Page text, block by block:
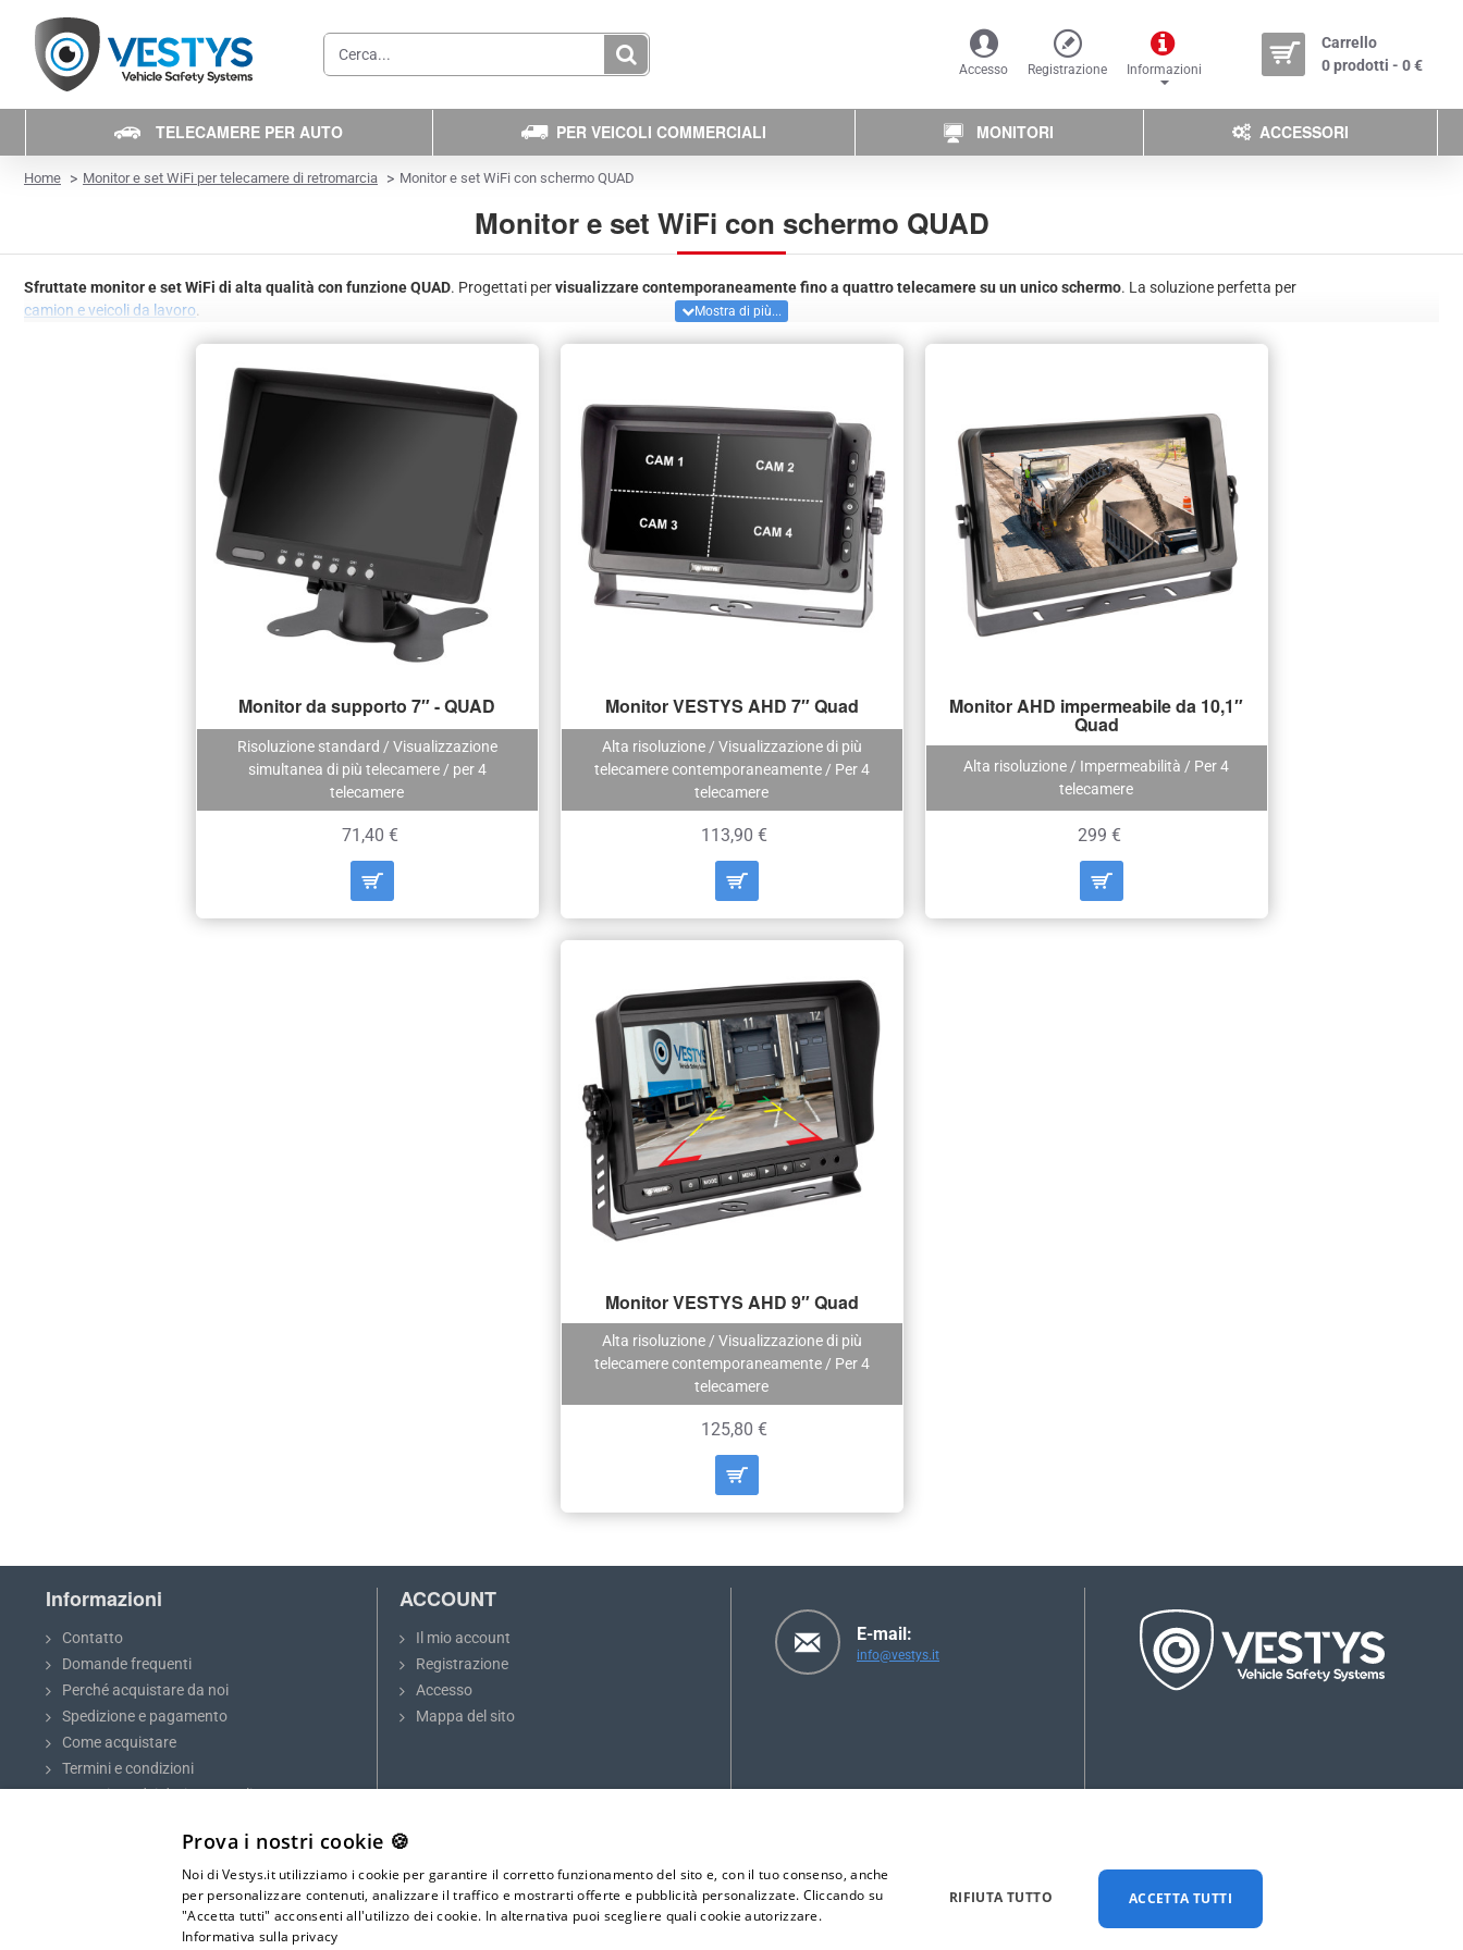
Cerca... Accesso Registrazione Informazioni
Carrello
0 prodotti - 0 €
TELECAMERE PER AUTO PER VEICOLI COMMERCIALI MONITORI ACCESSORI
Monitor e set WiFi con schermo QUAD
HomehomeMonitor e set WiFi per telecamere di retromarcia Monitor e set WiFi con schermo QUAD
Sfruttate monitor e set WiFi di alta qualità con funzione QUAD. Progettati pervisualizzare contemporaneamente fino a quattro telecamere su un unico schermo. La soluzione perfetta per
camion e veicoli da lavoro
Risoluzione standard / Visualizzazione
simultanea di più telecamere / per 4
telecamere
Monitor da supporto 7″ - QUAD
71,40 €
Alta risoluzione / Visualizzazione di più
telecamere contemporaneamente / Per 4
telecamere
Monitor VESTYS AHD 7″ Quad
113,90 €
Alta risoluzione / Impermeabilità / Per 4
telecamere
Monitor AHD impermeabile da 10,1″
Quad
299 €
Alta risoluzione / Visualizzazione di più
telecamere contemporaneamente / Per 4
telecamere
Monitor VESTYS AHD 9″ Quad
125,80 €
Informazioni
Contatto
Domande frequenti
Perché acquistare da noi
Spedizione e pagamento
Come acquistare
Termini e condizioni
Protezione dei dati personali
5 consigli per parcheggiare e fare
ACCOUNT
Il mio account
Registrazione
Accesso
Mappa del sito
E-mail:
info@vestys.it
Prova i nostri cookie 🍪
Noi di Vestys.it utilizziamo i cookie per garantire il corretto funzionamento del sito e, con il tuo consenso, anche
per personalizzare contenuti, analizzare il traffico e mostrarti offerte e pubblicità personalizzate. Cliccando su
"Accetta tutti" acconsenti all'utilizzo dei cookie. In alternativa puoi scegliere quali cookie autorizzare.
Informativa sulla privacy
ACCETTA TUTTI
RIFIUTA TUTTO